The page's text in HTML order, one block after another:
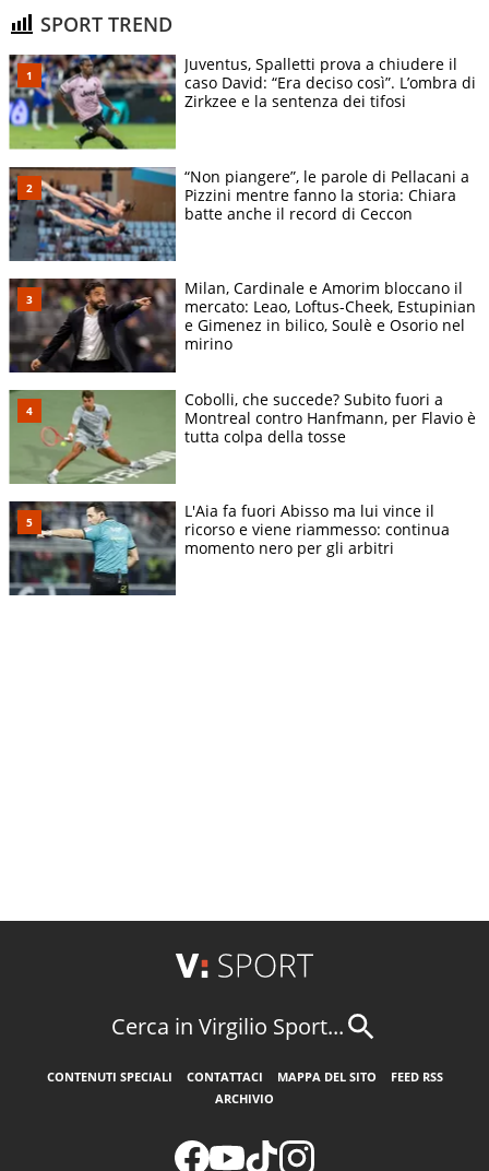
SPORT TREND
Juventus, Spalletti prova a chiudere il
caso David: “Era deciso così”. L’ombra di
Zirkzee e la sentenza dei tifosi
“Non piangere”, le parole di Pellacani a
Pizzini mentre fanno la storia: Chiara
batte anche il record di Ceccon
Milan, Cardinale e Amorim bloccano il
mercato: Leao, Loftus-Cheek, Estupinian
e Gimenez in bilico, Soulè e Osorio nel
mirino
Cobolli, che succede? Subito fuori a
Montreal contro Hanfmann, per Flavio è
tutta colpa della tosse
L'Aia fa fuori Abisso ma lui vince il
ricorso e viene riammesso: continua
momento nero per gli arbitri
Cerca in Virgilio Sport...
CONTENUTI SPECIALI CONTATTACI MAPPA DEL SITO
FEED RSS
ARCHIVIO